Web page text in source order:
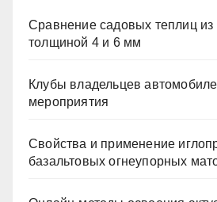
Сравнение садовых теплиц из
толщиной 4 и 6 мм
Клубы владельцев
мероприятия
Свойства и применение
базальтовых огнеупорных